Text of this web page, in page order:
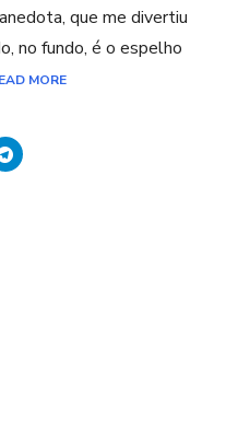
que me divertiu
no fundo, é o espelho
MORE